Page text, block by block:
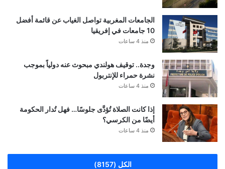
الجامعات المغربية تواصل الغياب عن قائمة أفضل
10 جامعات في إفريقيا
منذ 4 ساعات
وجدة.. توقيف هولندي مبحوث عنه دولياً بموجب
نشرة حمراء للإنتربول
منذ 4 ساعات
إذا كانت الصلاة تُؤدَّى جلوسًا… فهل تُدار الحكومة
أيضًا من الكرسي؟
منذ 4 ساعات
الكل (8157)